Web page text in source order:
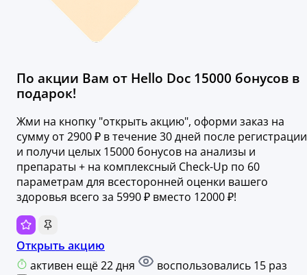
По акции Вам от Hello Doc 15000 бонусов в
подарок!
Жми на кнопку "открыть акцию", оформи заказ на
сумму от 2900 ₽ в течение 30 дней после регистрации
и получи целых 15000 бонусов на анализы и
препараты + на комплексный Check-Up по 60
параметрам для всесторонней оценки вашего
здоровья всего за 5990 ₽ вместо 12000 ₽!
Открыть акцию
активен ещё 22 дня
воспользовались 15 раз